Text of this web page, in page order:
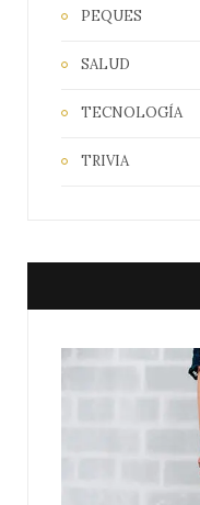
PEQUES
SALUD
TECNOLOGÍA
TRIVIA